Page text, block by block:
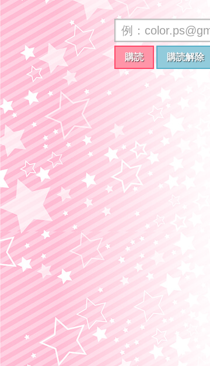
購読 購読解除